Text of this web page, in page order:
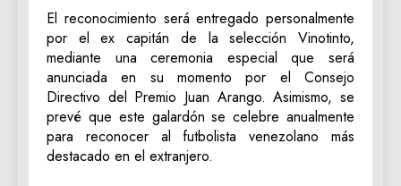
El reconocimiento será entregado personalmente
por el ex capitán de la selección Vinotinto,
mediante una ceremonia especial que será
anunciada en su momento por el Consejo
Directivo del Premio Juan Arango. Asimismo, se
prevé que este galardón se celebre anualmente
para reconocer al futbolista venezolano más
destacado en el extranjero.